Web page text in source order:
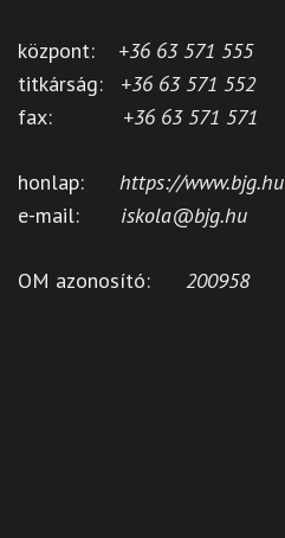
központ: +36 63 571 555
titkárság: +36 63 571 552
fax: +36 63 571 571
honlap: https://www.bjg.hu
e-mail: iskola@bjg.hu
OM azonosító: 200958